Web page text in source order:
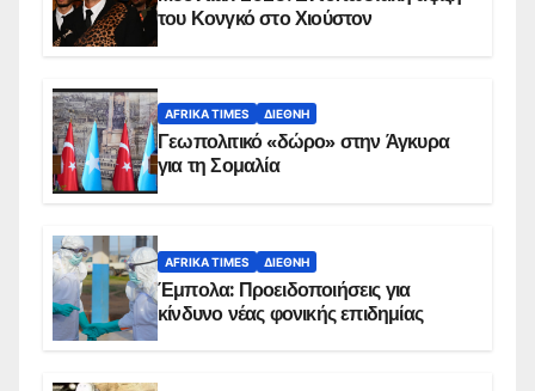
του Κονγκό στο Χιούστον
AFRIKA TIMES ΔΙΕΘΝΉ
Γεωπολιτικό «δώρο» στην Άγκυρα
για τη Σομαλία
AFRIKA TIMES ΔΙΕΘΝΉ
Έμπολα: Προειδοποιήσεις για
κίνδυνο νέας φονικής επιδημίας